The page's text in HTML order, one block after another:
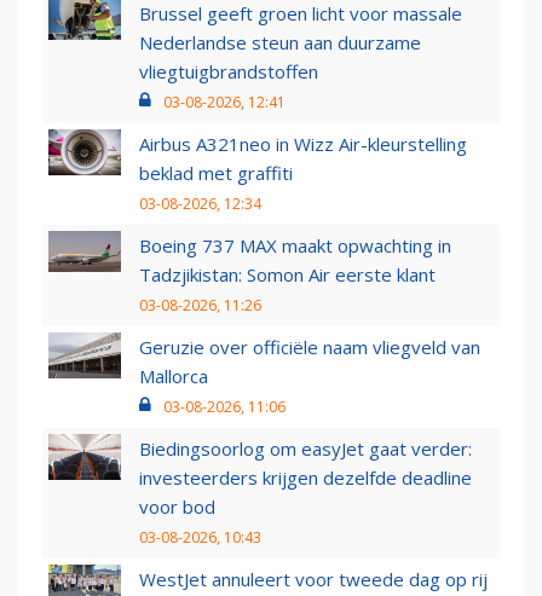
Brussel geeft groen licht voor massale
Nederlandse steun aan duurzame
vliegtuigbrandstoffen
03-08-2026, 12:41
Airbus A321neo in Wizz Air-kleurstelling
beklad met graffiti
03-08-2026, 12:34
Boeing 737 MAX maakt opwachting in
Tadzjikistan: Somon Air eerste klant
03-08-2026, 11:26
Geruzie over officiële naam vliegveld van
Mallorca
03-08-2026, 11:06
Biedingsoorlog om easyJet gaat verder:
investeerders krijgen dezelfde deadline
voor bod
03-08-2026, 10:43
WestJet annuleert voor tweede dag op rij